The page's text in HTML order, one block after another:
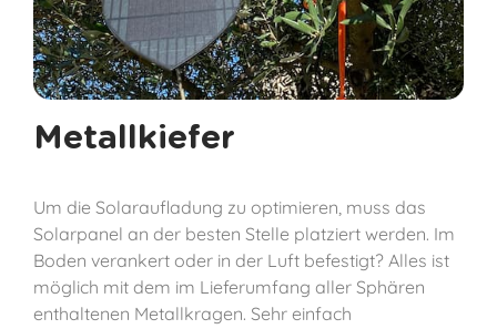
Metallkiefer
Um die Solaraufladung zu optimieren, muss das
Solarpanel an der besten Stelle platziert werden. Im
Boden verankert oder in der Luft befestigt? Alles ist
möglich mit dem im Lieferumfang aller Sphären
enthaltenen Metallkragen. Sehr einfach